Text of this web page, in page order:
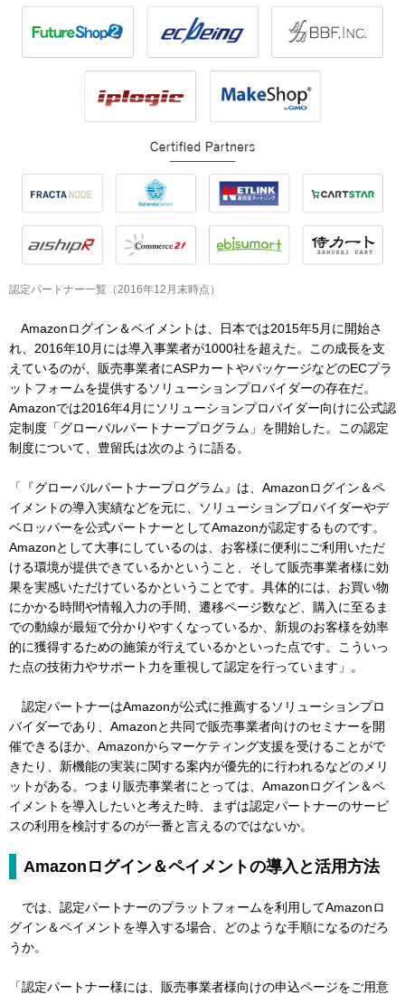
認定パートナー一覧（2016年12月末時点）
Amazonログイン＆ペイメントは、日本では2015年5月に開始さ
れ、2016年10月には導入事業者が1000社を超えた。この成長を支
えているのが、販売事業者にASPカートやパッケージなどのECプラ
ットフォームを提供するソリューションプロバイダーの存在だ。
Amazonでは2016年4月にソリューションプロバイダー向けに公式認
定制度「グローバルパートナープログラム」を開始した。この認定
制度について、豊留氏は次のように語る。
「『グローバルパートナープログラム』は、Amazonログイン＆ペ
イメントの導入実績などを元に、ソリューションプロバイダーやデ
ベロッパーを公式パートナーとしてAmazonが認定するものです。
Amazonとして大事にしているのは、お客様に便利にご利用いただ
ける環境が提供できているかということ、そして販売事業者様に効
果を実感いただけているかということです。具体的には、お買い物
にかかる時間や情報入力の手間、遷移ページ数など、購入に至るま
での動線が最短で分かりやすくなっているか、新規のお客様を効率
的に獲得するための施策が行えているかといった点です。こういっ
た点の技術力やサポート力を重視して認定を行っています」。
認定パートナーはAmazonが公式に推薦するソリューションプロ
バイダーであり、Amazonと共同で販売事業者向けのセミナーを開
催できるほか、Amazonからマーケティング支援を受けることがで
きたり、新機能の実装に関する案内が優先的に行われるなどのメリ
ットがある。つまり販売事業者にとっては、Amazonログイン＆ペ
イメントを導入したいと考えた時、まずは認定パートナーのサービ
スの利用を検討するのが一番と言えるのではないか。
Amazonログイン＆ペイメントの導入と活用方法
では、認定パートナーのプラットフォームを利用してAmazonロ
グイン＆ペイメントを導入する場合、どのような手順になるのだろ
うか。
「認定パートナー様には、販売事業者様向けの申込ページをご用意